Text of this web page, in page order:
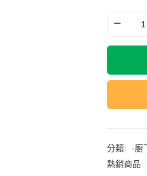
分類: -廚
熱銷商品